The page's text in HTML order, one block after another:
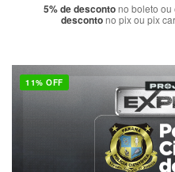
5% de descontono boleto ou
descontono pix ou pix
11% OFF